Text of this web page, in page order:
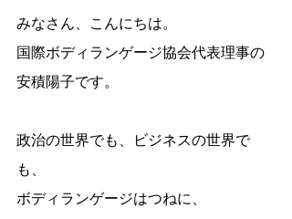
みなさん、こんにちは。
国際ボディランゲージ協会代表理事の
安積陽子です。
政治の世界でも、ビジネスの世界で
も、
ボディランゲージはつねに、